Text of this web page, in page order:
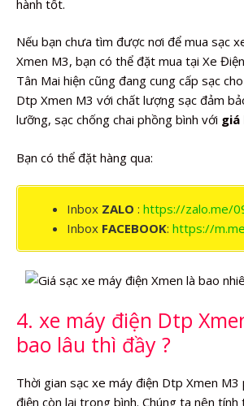
hành tốt.
Nếu bạn chưa tìm được nơi để mua sạc
Xmen M3, bạn có thể đặt mua tại Xe
Tân Mai hiện cũng đang cung cấp sạc
Dtp Xmen M3 với chất lượng sạc đảm
lưỡng, sạc chống chai phồng bình với giá
Bạn có thể đặt hàng qua:
Inbox ZALO : https://zalo.me/
Inbox FACEBOOK: https://
4. xe máy điện Dtp
bao lâu thì đầy ?
Thời gian sạc xe máy điện Dtp Xmen
điện còn lại trong bình. Chúng ta nên tính